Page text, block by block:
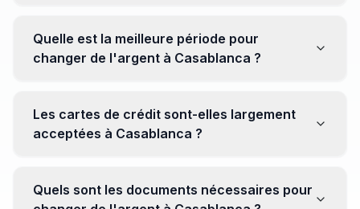
établissements réputés pour éviter les surprises.
Quelle est la meilleure période pour
changer de l'argent à Casablanca ?
soyez attentif aux fluctuations pour maximiser la valeur
de vos devises.
Les cartes de crédit sont-elles largement
acceptées à Casablanca ?
Cependant, avoir un peu de monnaie locale peut être
Quels sont les documents nécessaires pour